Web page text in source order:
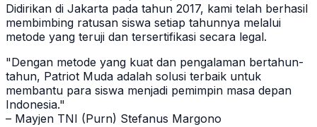
Didirikan di Jakarta pada tahun 2017, kami telah berhasil
membimbing ratusan siswa setiap tahunnya melalui
metode yang teruji dan tersertifikasi secara legal.
"Dengan metode yang kuat dan pengalaman bertahun-
tahun, Patriot Muda adalah solusi terbaik untuk
membantu para siswa menjadi pemimpin masa depan
Indonesia."
– Mayjen TNI (Purn) Stefanus Margono